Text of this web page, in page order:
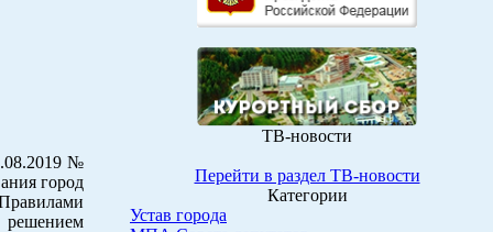
№
город
решением
ТВ-новости
Перейти в раздел ТВ-новости
Категории
Устав города